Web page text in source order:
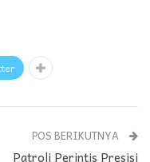
POS BERIKUTNYA
Patroli Perintis Presisi